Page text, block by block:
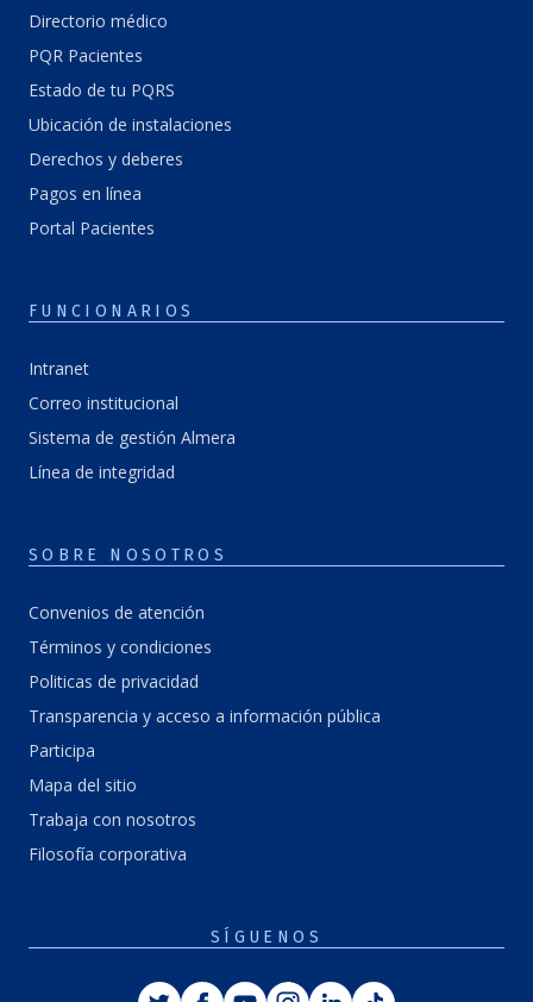
Directorio médico
PQR Pacientes
Estado de tu PQRS
Ubicación de instalaciones
Derechos y deberes
Pagos en línea
Portal Pacientes
FUNCIONARIOS
Intranet
Correo institucional
Sistema de gestión Almera
Línea de integridad
SOBRE NOSOTROS
Convenios de atención
Términos y condiciones
Politicas de privacidad
Transparencia y acceso a información pública
Participa
Mapa del sitio
Trabaja con nosotros
Filosofía corporativa
SÍGUENOS
TwitterFacebook
YoutubeInstagram
LinkedinTiktok